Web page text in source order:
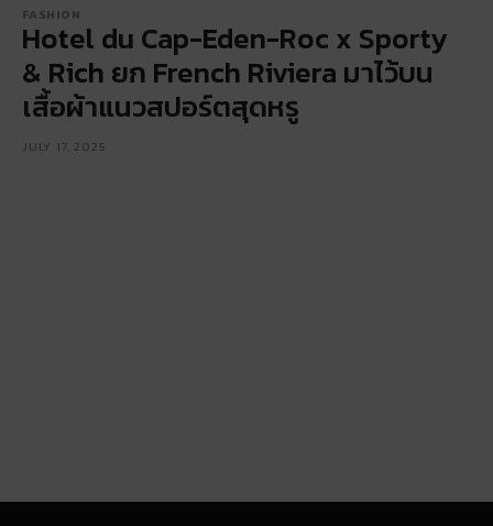
FASHION
Hotel du Cap-Eden-Roc x Sporty
& Rich ยก French Riviera มาไว้บน
เสื้อผ้าแนวสปอร์ตสุดหรู
JULY 17, 2025